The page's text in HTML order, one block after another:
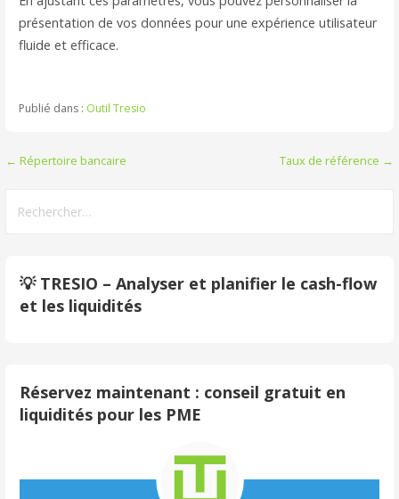
présentation de vos données pour une expérience utilisateur
fluide et efficace.
Publié dans : Outil Tresio
Navigation
← Répertoire bancaire Taux de référence →
💡 TRESIO – Analyser et planifier le cash-flow
et les liquidités
Réservez maintenant : conseil gratuit en
liquidités pour les PME